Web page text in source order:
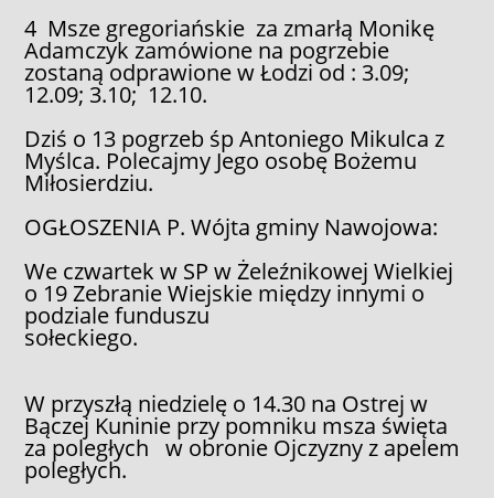
4 Msze gregoriańskie za zmarłą Monikę
Adamczyk zamówione na pogrzebie
zostaną odprawione w Łodzi od : 3.09;
12.09; 3.10; 12.10.
Dziś o 13 pogrzeb śp Antoniego Mikulca z
Myślca. Polecajmy Jego osobę Bożemu
Miłosierdziu.
OGŁOSZENIA P. Wójta gminy Nawojowa:
We czwartek w SP w Żeleźnikowej Wielkiej
o 19 Zebranie Wiejskie między innymi o
podziale funduszu
sołeckiego.
W przyszłą niedzielę o 14.30 na Ostrej w
Bączej Kuninie przy pomniku msza święta
za poległych w obronie Ojczyzny z apelem
poległych.